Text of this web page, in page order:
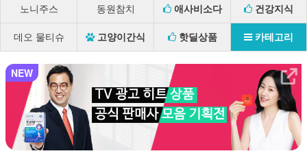
노니주스 동원참치 애사비소다 건강지식
데오 물티슈 고양이간식 핫딜상품 카테고리
NEW